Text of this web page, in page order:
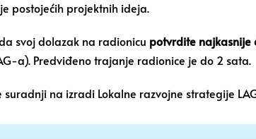
postojećih projektnih ideja.
svoj dolazak na radionicu potvrdite najkasnije
a). Predviđeno trajanje radionice je do 2 sata.
suradnji na izradi Lokalne razvojne strategije